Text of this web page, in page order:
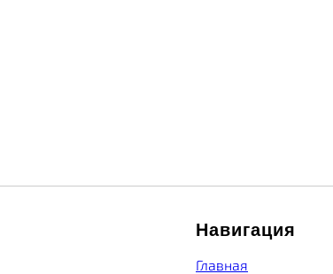
Навигация
Главная